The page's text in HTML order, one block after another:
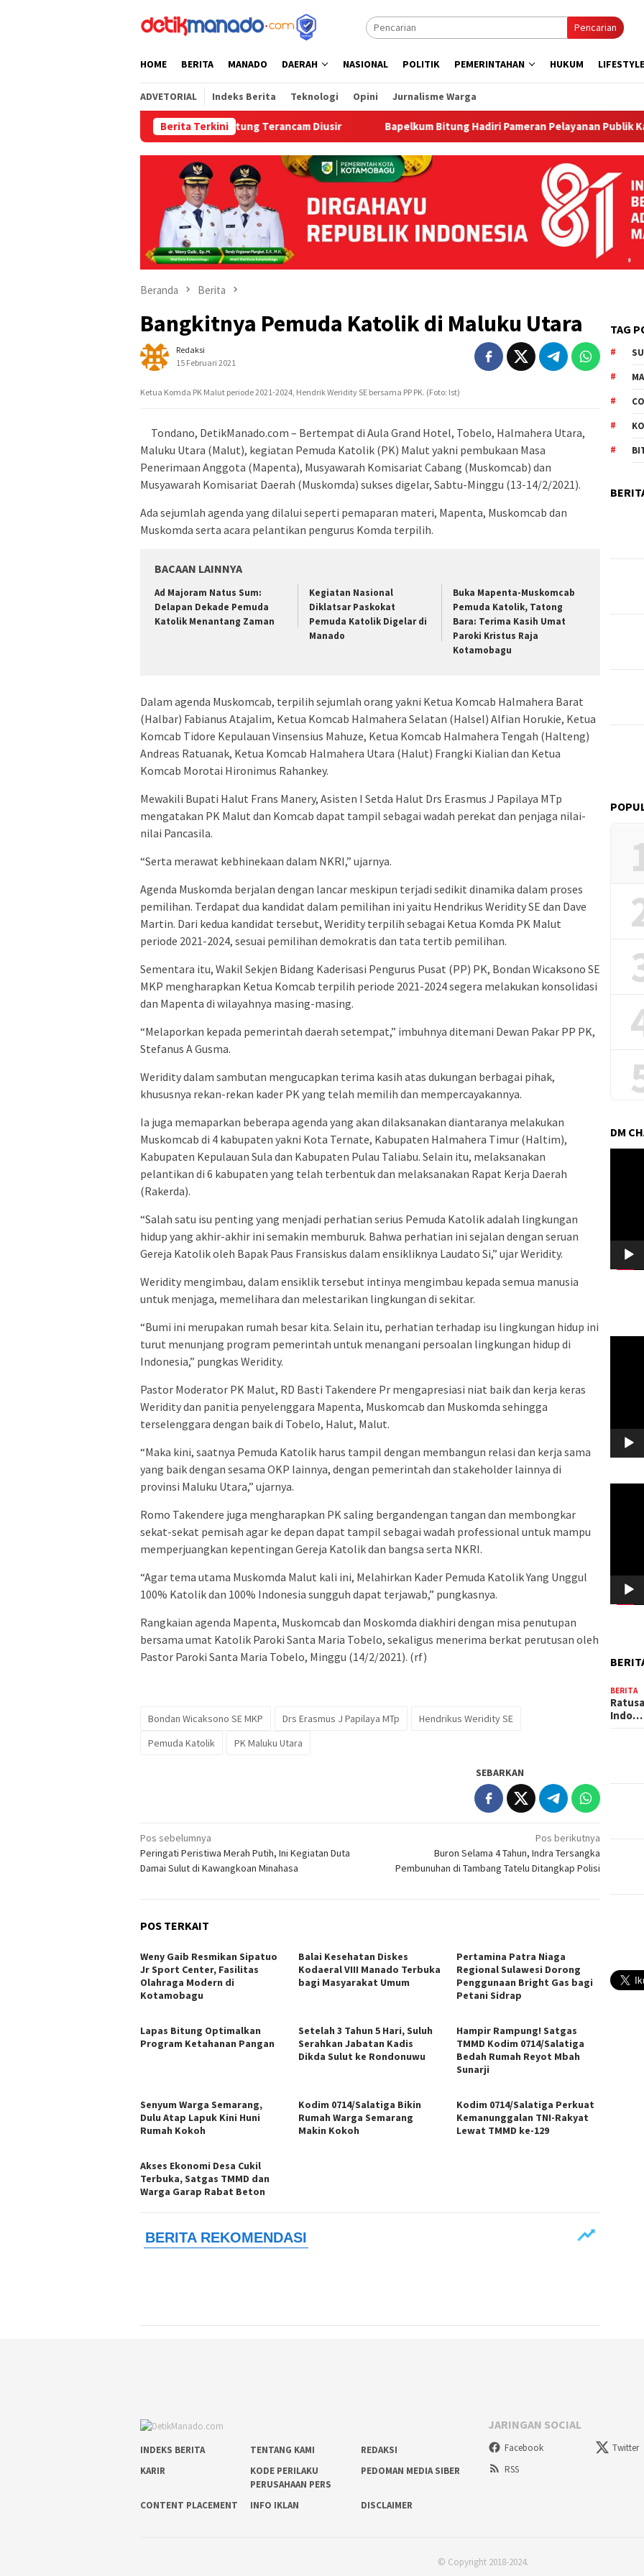
Pencarian
HOME BERITA MANADO DAERAH NASIONAL POLITIK PEMERINTAHAN HUKUM LIFESTYLE
ADVETORIAL Indeks Berita Teknologi Opini Jurnalisme Warga
Berita Terkini
Puluhan Siswa SD GUPPI 1 Bitung Terancam Diusir ‎Bapelkum Bitung Hadiri Pameran Pelayanan Publik Kanwil
Beranda Berita
Bangkitnya Pemuda Katolik di Maluku Utara
Redaksi
15 Februari 2021
Ketua Komda PK Malut periode 2021-2024, Hendrik Weridity SE bersama PP PK. (Foto: Ist)
Tondano, DetikManado.com – Bertempat di Aula Grand Hotel, Tobelo, Halmahera Utara,
Maluku Utara (Malut), kegiatan Pemuda Katolik (PK) Malut yakni pembukaan Masa
Penerimaan Anggota (Mapenta), Musyawarah Komisariat Cabang (Muskomcab) dan
Musyawarah Komisariat Daerah (Muskomda) sukses digelar, Sabtu-Minggu (13-14/2/2021).
Ada sejumlah agenda yang dilalui seperti pemaparan materi, Mapenta, Muskomcab dan
Muskomda serta acara pelantikan pengurus Komda terpilih.
BACAAN LAINNYA
Ad Majoram Natus Sum:
Delapan Dekade Pemuda
Katolik Menantang Zaman
Kegiatan Nasional
Diklatsar Paskokat
Pemuda Katolik Digelar di
Manado
Buka Mapenta-Muskomcab
Pemuda Katolik, Tatong
Bara: Terima Kasih Umat
Paroki Kristus Raja
Kotamobagu
Dalam agenda Muskomcab, terpilih sejumlah orang yakni Ketua Komcab Halmahera Barat
(Halbar) Fabianus Atajalim, Ketua Komcab Halmahera Selatan (Halsel) Alfian Horukie, Ketua
Komcab Tidore Kepulauan Vinsensius Mahuze, Ketua Komcab Halmahera Tengah (Halteng)
Andreas Ratuanak, Ketua Komcab Halmahera Utara (Halut) Frangki Kialian dan Ketua
Komcab Morotai Hironimus Rahankey.
Mewakili Bupati Halut Frans Manery, Asisten I Setda Halut Drs Erasmus J Papilaya MTp
mengatakan PK Malut dan Komcab dapat tampil sebagai wadah perekat dan penjaga nilai-
nilai Pancasila.
“Serta merawat kebhinekaan dalam NKRI,” ujarnya.
Agenda Muskomda berjalan dengan lancar meskipun terjadi sedikit dinamika dalam proses
pemilihan. Terdapat dua kandidat dalam pemilihan ini yaitu Hendrikus Weridity SE dan Dave
Martin. Dari kedua kandidat tersebut, Weridity terpilih sebagai Ketua Komda PK Malut
periode 2021-2024, sesuai pemilihan demokratis dan tata tertib pemilihan.
Sementara itu, Wakil Sekjen Bidang Kaderisasi Pengurus Pusat (PP) PK, Bondan Wicaksono SE
MKP mengharapkan Ketua Komcab terpilih periode 2021-2024 segera melakukan konsolidasi
dan Mapenta di wilayahnya masing-masing.
“Melaporkan kepada pemerintah daerah setempat,” imbuhnya ditemani Dewan Pakar PP PK,
Stefanus A Gusma.
Weridity dalam sambutan mengucapkan terima kasih atas dukungan berbagai pihak,
khususnya rekan-rekan kader PK yang telah memilih dan mempercayakannya.
Ia juga memaparkan beberapa agenda yang akan dilaksanakan diantaranya melakukan
Muskomcab di 4 kabupaten yakni Kota Ternate, Kabupaten Halmahera Timur (Haltim),
Kabupaten Kepulauan Sula dan Kabupaten Pulau Taliabu. Selain itu, melaksanakan
pelantikan di 6 kabupaten yang telah terbentuk dan melaksanakan Rapat Kerja Daerah
(Rakerda).
“Salah satu isu penting yang menjadi perhatian serius Pemuda Katolik adalah lingkungan
hidup yang akhir-akhir ini semakin memburuk. Bahwa perhatian ini sejalan dengan seruan
Gereja Katolik oleh Bapak Paus Fransiskus dalam ensikliknya Laudato Si,” ujar Weridity.
Weridity mengimbau, dalam ensiklik tersebut intinya mengimbau kepada semua manusia
untuk menjaga, memelihara dan melestarikan lingkungan di sekitar.
“Bumi ini merupakan rumah besar kita. Selain itu, perhatian terhadap isu lingkungan hidup ini
turut menunjang program pemerintah untuk menangani persoalan lingkungan hidup di
Indonesia,” pungkas Weridity.
Pastor Moderator PK Malut, RD Basti Takendere Pr mengapresiasi niat baik dan kerja keras
Weridity dan panitia penyelenggara Mapenta, Muskomcab dan Muskomda sehingga
terselenggara dengan baik di Tobelo, Halut, Malut.
“Maka kini, saatnya Pemuda Katolik harus tampil dengan membangun relasi dan kerja sama
yang baik dengan sesama OKP lainnya, dengan pemerintah dan stakeholder lainnya di
provinsi Maluku Utara,” ujarnya.
Romo Takendere juga mengharapkan PK saling bergandengan tangan dan membongkar
sekat-sekat pemisah agar ke depan dapat tampil sebagai wadah professional untuk mampu
memperjuangkan kepentingan Gereja Katolik dan bangsa serta NKRI.
“Agar tema utama Muskomda Malut kali ini, Melahirkan Kader Pemuda Katolik Yang Unggul
100% Katolik dan 100% Indonesia sungguh dapat terjawab,” pungkasnya.
Rangkaian agenda Mapenta, Muskomcab dan Moskomda diakhiri dengan misa penutupan
bersama umat Katolik Paroki Santa Maria Tobelo, sekaligus menerima berkat perutusan oleh
Pastor Paroki Santa Maria Tobelo, Minggu (14/2/2021). (rf)
Bondan Wicaksono SE MKP Drs Erasmus J Papilaya MTp
Hendrikus Weridity SE
Pemuda Katolik
PK Maluku Utara
SEBARKAN
Navigasi
pos
Pos sebelumnya
Peringati Peristiwa Merah Putih, Ini Kegiatan Duta
Damai Sulut di Kawangkoan Minahasa
Pos berikutnya
Buron Selama 4 Tahun, Indra Tersangka
Pembunuhan di Tambang Tatelu Ditangkap Polisi
POS TERKAIT
Weny Gaib Resmikan Sipatuo
Jr Sport Center, Fasilitas
Olahraga Modern di
Kotamobagu
Balai Kesehatan Diskes
Kodaeral VIII Manado Terbuka
bagi Masyarakat Umum
Pertamina Patra Niaga
Regional Sulawesi Dorong
Penggunaan Bright Gas bagi
Petani Sidrap
Lapas Bitung Optimalkan
Program Ketahanan Pangan
Setelah 3 Tahun 5 Hari, Suluh
Serahkan Jabatan Kadis
Dikda Sulut ke Rondonuwu
Hampir Rampung! Satgas
TMMD Kodim 0714/Salatiga
Bedah Rumah Reyot Mbah
Sunarji
Senyum Warga Semarang,
Dulu Atap Lapuk Kini Huni
Rumah Kokoh
Kodim 0714/Salatiga Bikin
Rumah Warga Semarang
Makin Kokoh
Kodim 0714/Salatiga Perkuat
Kemanunggalan TNI-Rakyat
Lewat TMMD ke-129
Akses Ekonomi Desa Cukil
Terbuka, Satgas TMMD dan
Warga Garap Rabat Beton
TAG
DM
BERITA
Indo…
INDEKS BERITA TENTANG KAMI
REDAKSI
KARIR
KODE PERILAKU
PERUSAHAAN PERS
PEDOMAN MEDIA SIBER
CONTENT PLACEMENT INFO IKLAN DISCLAIMER
JARINGAN SOCIAL
Facebook Twitter
RSS
© Copyright 2018-2024.